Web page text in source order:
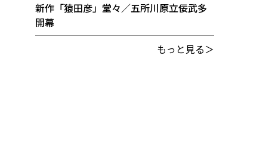
新作「猿田彦」堂々／五所川原立佞武多
開幕
もっと見る＞